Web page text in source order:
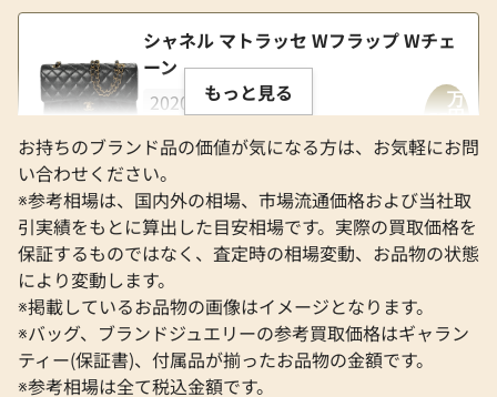
シャネル マトラッセ Wフラップ Wチェ
ーン
2020年 約33万円
2026年 約 万円
55
万
円
UP!
ルイ・ヴィトン キーポル55 モノグラム
2020年 約11万円
2026年
5
万
円
もっと見る
お持ちのブランド品の価値が気になる方は、お気軽にお問
い合わせください。
※参考相場は、国内外の相場、市場流通価格および当社取
引実績をもとに算出した目安相場です。実際の買取価格を
保証するものではなく、査定時の相場変動、お品物の状態
により変動します。
※掲載しているお品物の画像はイメージとなります。
※バッグ、ブランドジュエリーの参考買取価格はギャラン
ティー(保証書)、付属品が揃ったお品物の金額です。
※参考相場は全て税込金額です。